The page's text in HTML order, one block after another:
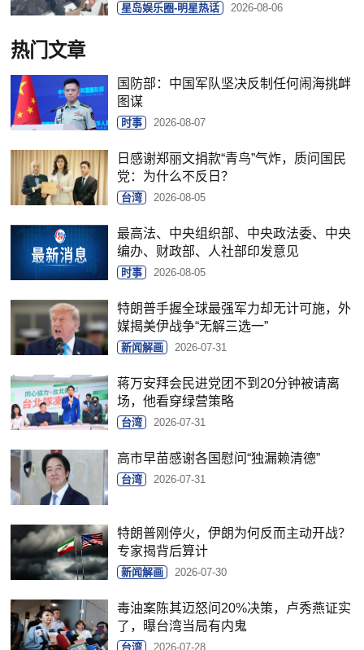
星岛娱乐圈-明星热话 2026-08-06
热门文章
国防部：中国军队坚决反制任何闹海挑衅
图谋
时事 2026-08-07
日感谢郑丽文捐款“青鸟”气炸，质问国民
党：为什么不反日？
台湾 2026-08-05
最高法、中央组织部、中央政法委、中央
编办、财政部、人社部印发意见
时事 2026-08-05
特朗普手握全球最强军力却无计可施，外
媒揭美伊战争“无解三选一”
新闻解画 2026-07-31
蒋万安拜会民进党团不到20分钟被请离
场，他看穿绿营策略
台湾 2026-07-31
高市早苗感谢各国慰问“独漏赖清德”
台湾 2026-07-31
特朗普刚停火，伊朗为何反而主动开战？
专家揭背后算计
新闻解画 2026-07-30
毒油案陈其迈怒问20%决策，卢秀燕证实
了，曝台湾当局有内鬼
台湾 2026-07-28